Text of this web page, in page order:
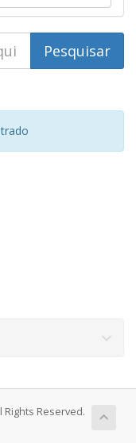
Rights Reserved.